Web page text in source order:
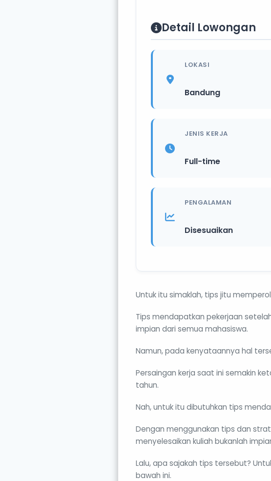
Detail Lowongan
LOKASI
Bandung
JENIS KERJA
Full-time
PENGALAMAN
Disesuaikan
Untuk itu simaklah, tips jitu
Tips mendapatkan pekerjaan
impian dari semua mahasiswa.
Namun, pada kenyataannya hal
Persaingan kerja saat ini semakin
tahun.
Nah, untuk itu dibutuhkan tips
Dengan menggunakan tips dan
menyelesaikan kuliah bukanlah
Lalu, apa sajakah tips tersebut?
bawah ini.